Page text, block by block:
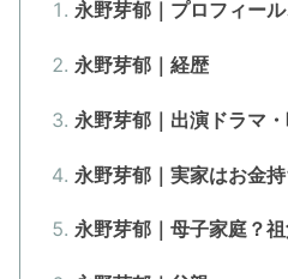
永野芽郁｜プロフィー
永野芽郁｜経歴
永野芽郁｜出演ドラマ
永野芽郁｜実家はお金持
永野芽郁｜母子家庭？祖